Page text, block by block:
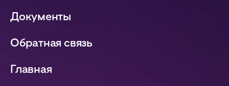
Документы
Обратная связь
Главная